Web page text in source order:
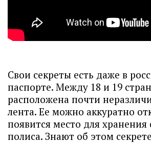
Свои секреты есть даже в
паспорте. Между 18 и 19
расположена почти
лента. Ее можно аккуратно
появится место для хранения
полиса. Знают об этом